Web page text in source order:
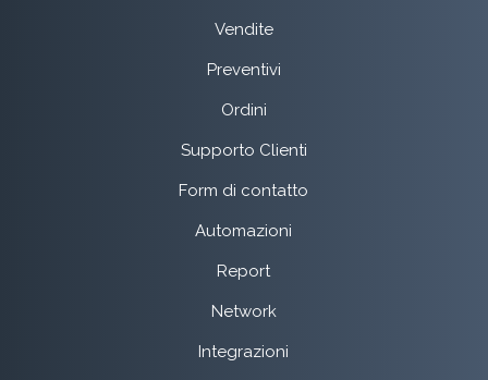
Vendite
Preventivi
Ordini
Supporto Clienti
Form di contatto
Automazioni
Report
Network
Integrazioni